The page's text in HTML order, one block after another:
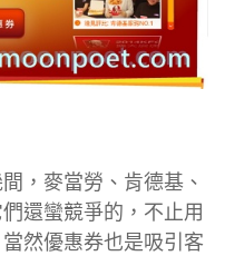
，麥當勞、肯德基、
還蠻競爭的，不止用
然優惠券也是吸引客